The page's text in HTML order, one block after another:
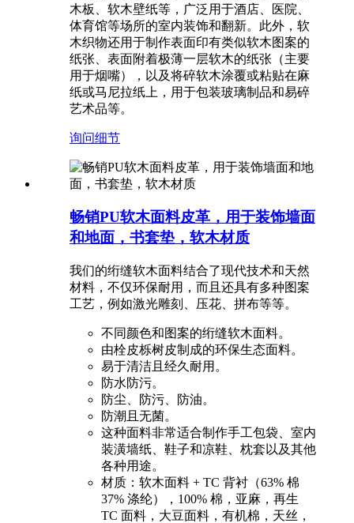
木板、软木壁纸等，广泛用于酒店、医院、
体育馆等场所的室内装饰和翻新。此外，软
木织物还用于制作表面印有类似软木图案的
纸张、表面附着极薄一层软木的纸张（主要
用于烟嘴），以及将碎软木涂覆或粘贴在麻
纸或马尼拉纸上，用于包装玻璃制品和易碎
艺术品等。
询问细节
畅销PU软木面料皮革，用于装饰墙面
和地面，书套垫，软木材质
我们的绗缝软木面料结合了现代技术和天然
材料，不仅环保耐用，而且还具有多种图案
工艺，例如激光雕刻、压花、拼布等等。
不同颜色和图案的绗缝软木面料。
由栓皮栎树皮制成的环保生态面料。
易于清洁且经久耐用。
防水防污。
防尘、防污、防油。
防潮且无菌。
这种面料非常适合制作手工包袋、室内
装潢墙纸、鞋子和凉鞋、枕套以及其他
各种用途。
材质：软木面料 + TC 背衬（63% 棉
37% 涤纶），100% 棉，亚麻，再生
TC 面料，大豆面料，有机棉，天丝，